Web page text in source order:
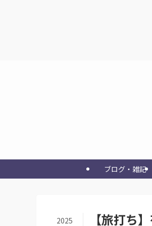
ブログ・雑記
【旅打ち
2025